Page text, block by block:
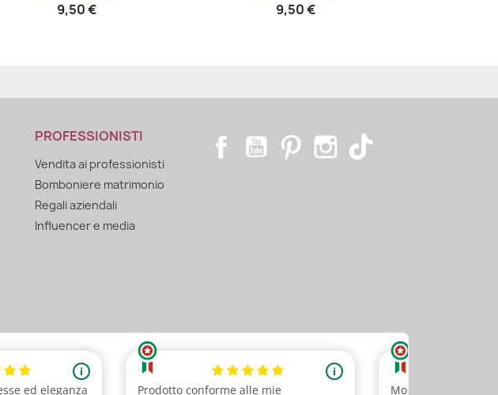
9,50 € 9,50 €
PROFESSIONISTI
Vendita ai professionisti
Bomboniere matrimonio
Regali aziendali
Influencer e media
FacebookYouTubePinterestInstagram